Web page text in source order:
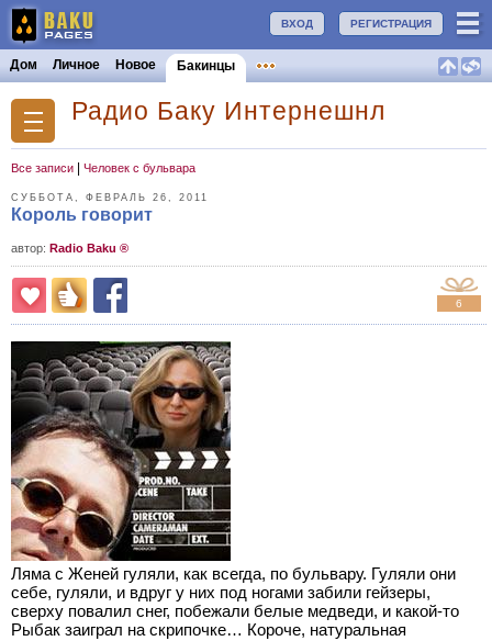
РЕГИСТРАЦИЯ
ВХОД
Дом Личное Новое Бакинцы
Радио Баку Интернешнл
Все записи Человек с бульвара
СУББОТА, ФЕВРАЛЬ 26, 2011
Король говорит
aвтор: Radio Baku ®
6
Ляма с Женей гуляли, как всегда, по бульвару. Гуляли они
себе, гуляли, и вдруг у них под ногами забили гейзеры,
сверху повалил снег, побежали белые медведи, и какой-то
Рыбак заиграл на скрипочке… Короче, натуральная